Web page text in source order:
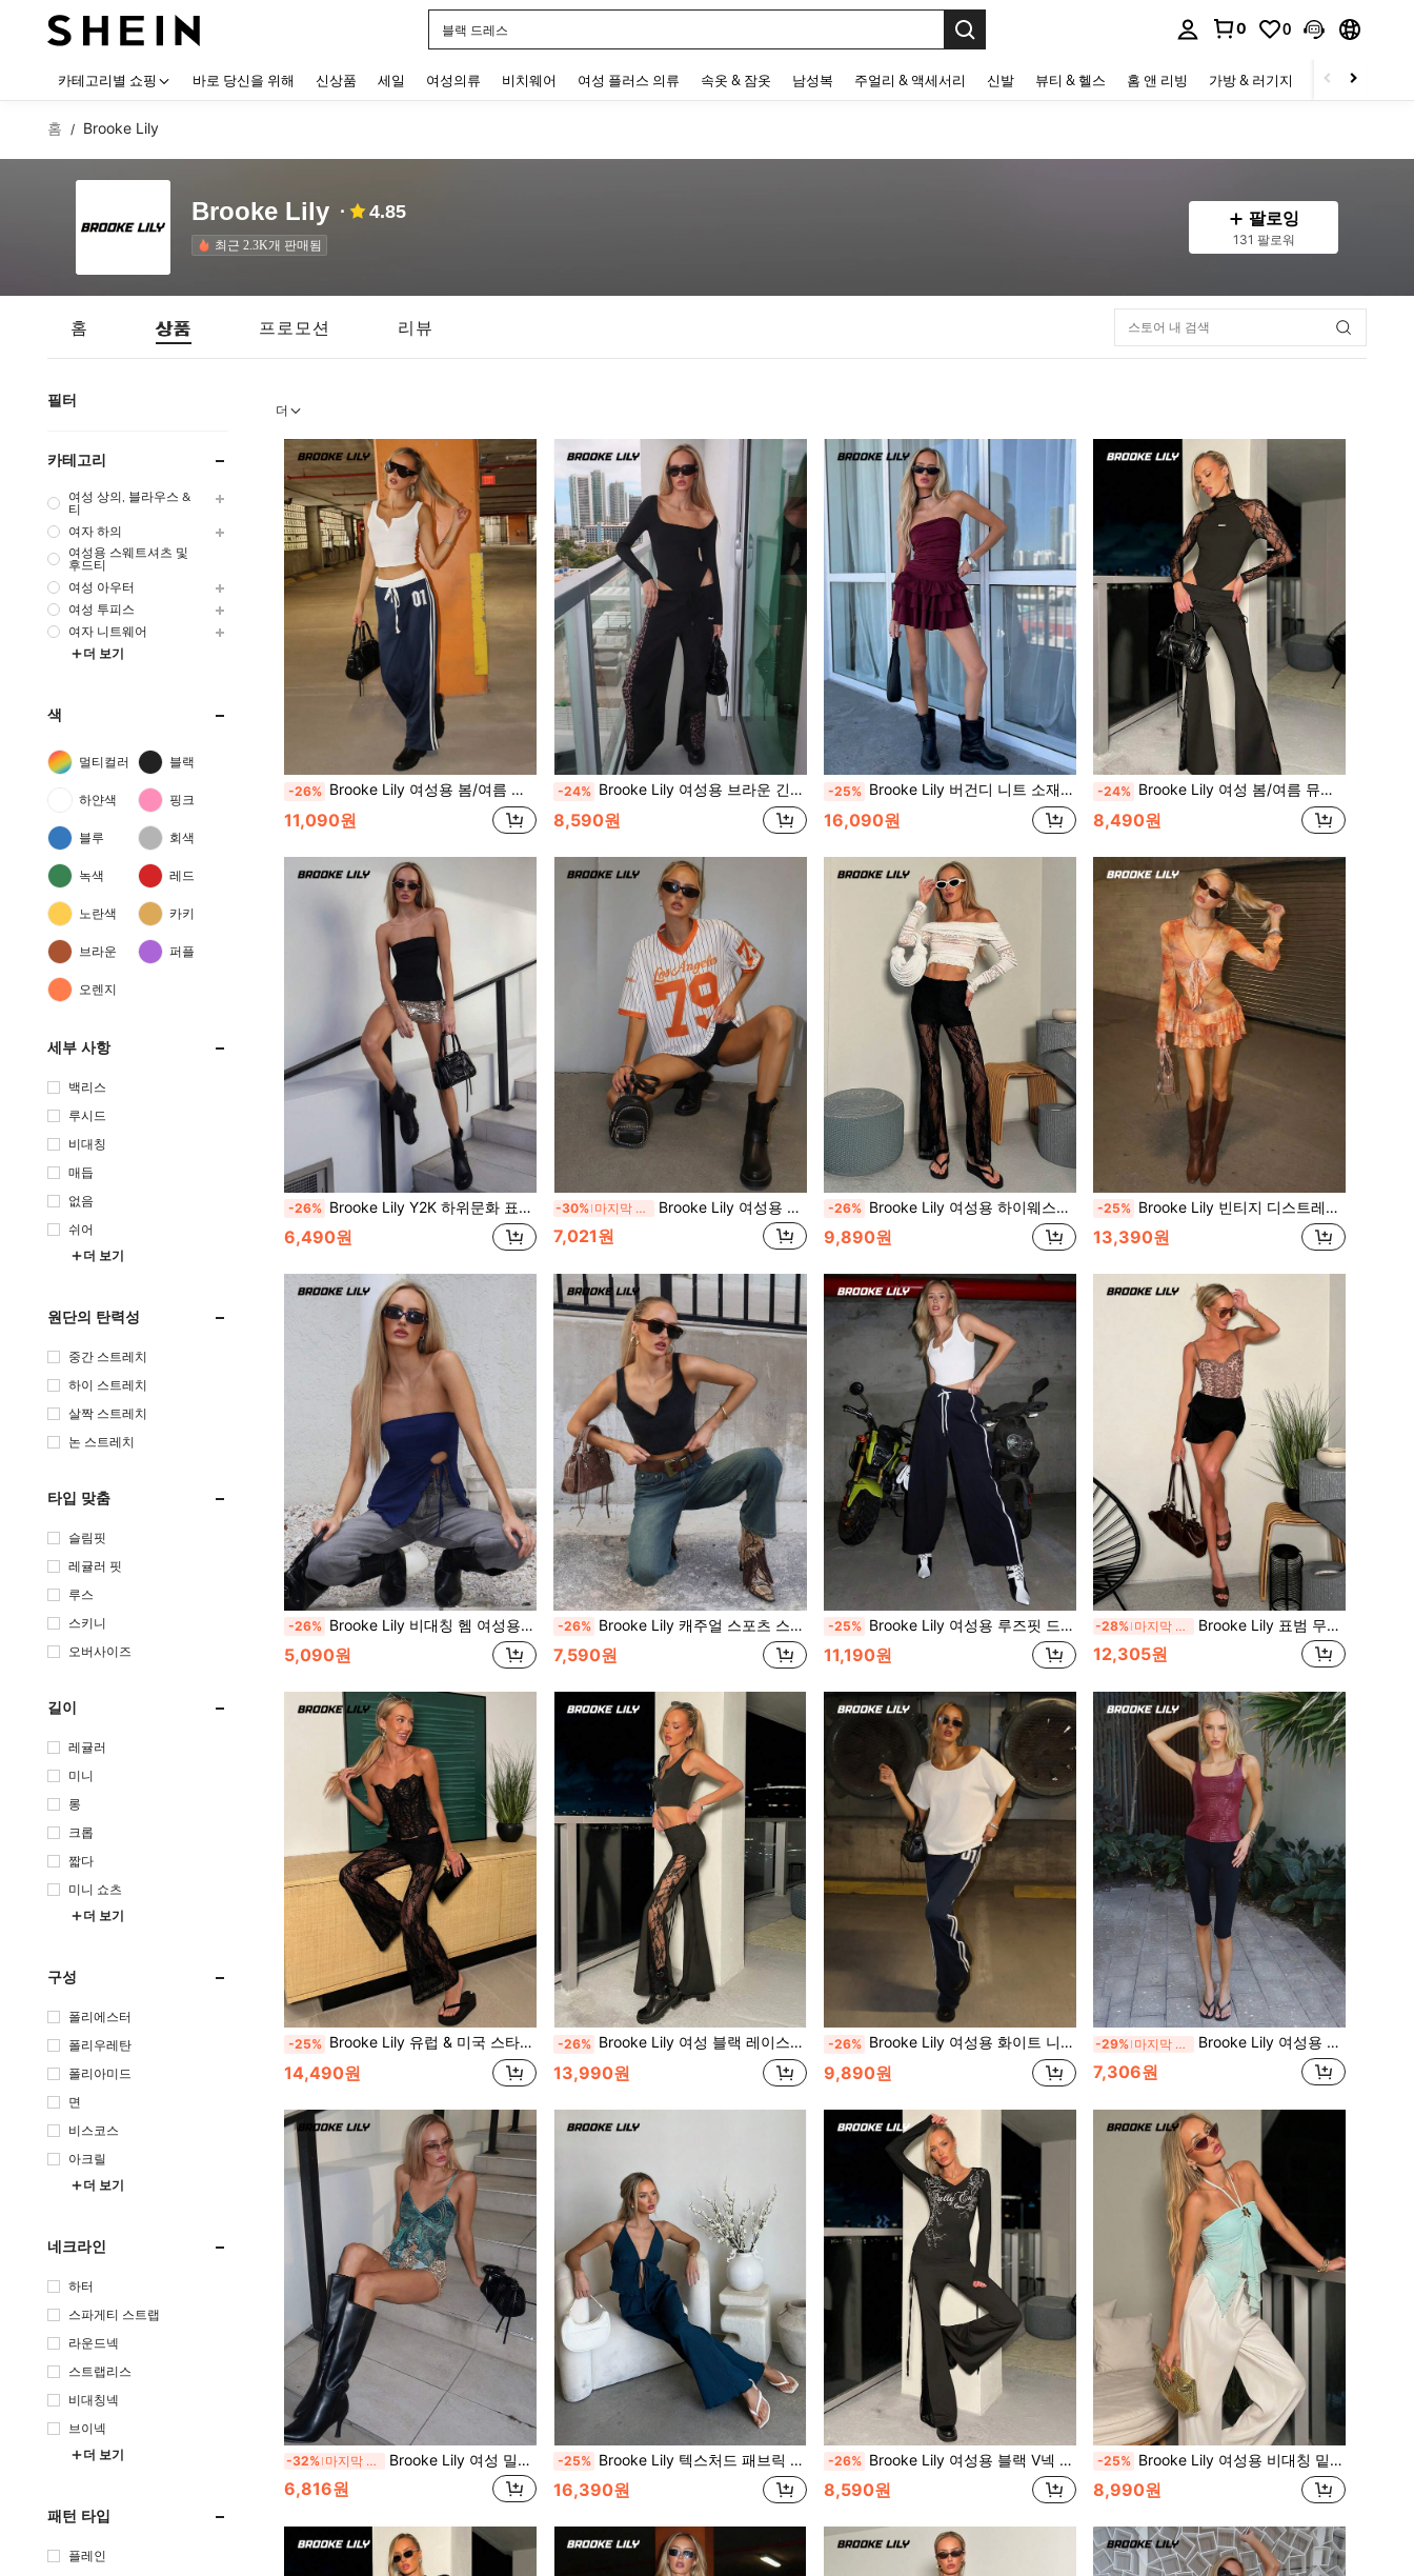
블랙 드레스
0 0
카테고리별 쇼핑 바로 당신을 위해 신상품 세일 여성의류 비치웨어 여성 플러스 의류 속옷 & 잠옷 남성복 주얼리 & 액세서리 신발 뷰티 & 헬스 홈 앤 리빙 가방 & 러기지 스포츠 & 아웃
홈 / Brooke Lily
Brooke Lily 4.85
최근 2.3K개 판매됨
팔로잉
131 팔로워
홈 상품 프로모션 리뷰
필터
카테고리
여성 상의, 블라우스 &
티
여자 하의
여성용 스웨트셔츠 및
후드티
여성 아우터
여성 투피스
여자 니트웨어
더 보기
색
멀티컬러 블랙
하얀색 핑크
블루 회색
녹색 레드
노란색 카키
브라운 퍼플
오렌지
세부 사항
백리스
루시드
비대칭
매듭
없음
쉬어
더 보기
원단의 탄력성
중간 스트레치
하이 스트레치
살짝 스트레치
논 스트레치
타입 맞춤
슬림핏
레귤러 핏
루스
스키니
오버사이즈
길이
레귤러
미니
롱
크롭
짧다
미니 쇼츠
더 보기
구성
폴리에스터
폴리우레탄
폴리아미드
면
비스코스
아크릴
더 보기
네크라인
하터
스파게티 스트랩
라운드넥
스트랩리스
비대칭넥
브이넥
더 보기
패턴 타입
플레인
더
-26% Brooke Lily 여성용 봄/여름 숫자 프린트 허리밴드 패치워크 캐주얼 스포츠 스트리트 레트로 스타일 루즈핏 롱 스웨트팬츠
11,090원
-24% Brooke Lily 여성용 브라운 긴팔 바디수트, 슬림핏 & 체형 보정, 심플 & 다용도 출퇴근용 가을 의류 여성용 블랙
8,590원
-25% Brooke Lily 버건디 니트 소재 A라인 민소매 미니 튜브탑 러플 드레스, 우아한 여름 파티 드레스
16,090원
-24% Brooke Lily 여성 봄/여름 뮤직 페스티벌 파티 통기성 메쉬 신축성 바디수트 점프수트, 발렌타인데이
8,490원
-26% Brooke Lily Y2K 하위문화 표범 프린트 헴 슬릿 디자인 여성 튜브 탑
6,490원
-30% 마지막 3일 Brooke Lily 여성용 브이넥 스트라이프 숫자 & 레터 프린트 티셔츠 그래픽 티 여성 탑 캐주얼 여름
7,021원
-26% Brooke Lily 여성용 하이웨스트 플레어 레이스 니트 우아한 바지, 데이트, 밤 외출, 외출용, 레이스 플레어 바지, 가을과 겨울용, 서양식 블랙
9,890원
-25% Brooke Lily 빈티지 디스트레스드 프린트 가디건 메쉬 탑 & 레이어드 헴 스커트 2피스 세트 여성용 우아한
13,390원
-26% Brooke Lily 비대칭 헴 여성용 끈 없는 탑
5,090원
-26% Brooke Lily 캐주얼 스포츠 스트리트 빈티지 스타일 95% 면 블랙 립 멜란지 여성용 탱크 탑, 다용도 & 스트리트 스타일, 봄/여름에 적합
7,590원
-25% Brooke Lily 여성용 루즈핏 드로스트링 허리 배색 스포츠 배럴 레그 팬츠 블랙
11,190원
-28% 마지막 3일 Brooke Lily 표범 무늬 부스티어 레이스 트림 바디수트, 섹시한 휴가/휴일, 파티, 데이트 밤, 발렌타인데이, 애프터눈 티 여름 브라운
12,305원
-25% Brooke Lily 유럽 & 미국 스타일 섹시한 아방가르드 레이스 이중 레이어 코르셋 뷔스티에, 피쉬본 컨투어링, 홀로우 자수 탑, 블랙 여름
14,490원
-26% Brooke Lily 여성 블랙 레이스 사이드 패널 비치 리조트 섹시 허리 끈 주름잡힌 플레어 팬츠
13,990원
-26% Brooke Lily 여성용 화이트 니트 루즈핏 원숄더 반팔 티셔츠 캐주얼
9,890원
-29% 마지막 3일 Brooke Lily 여성용 신상 스타일리시 버건디 크로코다일 엠보싱 PU 코팅 탄성 스트릿웨어 파티 클럽웨어 출퇴근 데일리 핏 탱크탑, 봄/여름 캐주얼
7,306원
-32% 마지막 3일 Brooke Lily 여성 밀레니얼 Y2K 섹시 보헤미안 레트로 틸 페이즐리 프린트 비대칭 헴 러플 브이넥 슬림핏 캐미솔 캐주얼
6,816원
-25% Brooke Lily 텍스처드 패브릭 플리츠 홀터 탑과 루즈 와이드 레그 팬츠 세트 여름 우아한
16,390원
-26% Brooke Lily 여성용 블랙 V넥 피티드 베이스 레이어, 고딕 실버 그래픽 프린트, 펑크 록 할로윈 캐주얼 스트리트웨어 Y2K 배디 2000년대 스타일 긴팔 티셔츠
8,590원
-25% Brooke Lily 여성용 비대칭 밑단 캐미솔, 조개껍질 장식, 해변 휴가, 여름에 적합
8,990원